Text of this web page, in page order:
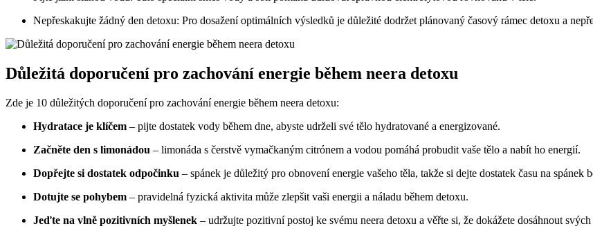
Nepřeskakujte žádný den detoxu: Pro dosažení optimálních výsledků je důležité dodržet plánovaný časový rámec detoxu a
Důležitá doporučení pro zachování energie během neera detoxu
Zde je 10 důležitých doporučení pro zachování energie během neera detoxu:
Hydratace je klíčem – pijte dostatek vody během dne, abyste udrželi své tělo hydratované a energizované.
Začněte den s limonádou – limonáda s čerstvě vymačkaným citrónem a vodou pomáhá probudit vaše tělo a nabít ho energií.
Dopřejte si dostatek odpočinku – spánek je důležitý pro obnovení energie vašeho těla, takže si dejte dostatek času na spánek
Dotujte se pohybem – pravidelná fyzická aktivita může zlepšit vaši energii a náladu během detoxu.
Jeďte na vlně pozitivních myšlenek – udržujte pozitivní postoj ke svému neera detoxu a věřte si, že dokážete dosáhnout